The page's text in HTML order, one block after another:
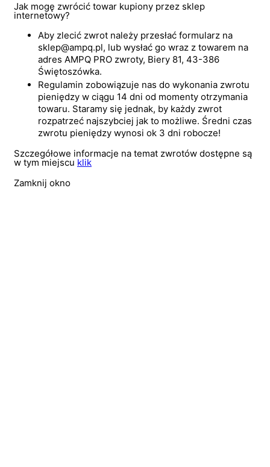
Jak mogę zwrócić towar kupiony przez sklep
internetowy?
Aby zlecić zwrot należy przesłać formularz na
sklep@ampq.pl, lub wysłać go wraz z towarem na
adres AMPQ PRO zwroty, Biery 81, 43-386
Świętoszówka.
Regulamin zobowiązuje nas do wykonania zwrotu
pieniędzy w ciągu 14 dni od momenty otrzymania
towaru. Staramy się jednak, by każdy zwrot
rozpatrzeć najszybciej jak to możliwe. Średni czas
zwrotu pieniędzy wynosi ok 3 dni robocze!
Szczegółowe informacje na temat zwrotów dostępne są
w tym miejscu klik
Zamknij okno